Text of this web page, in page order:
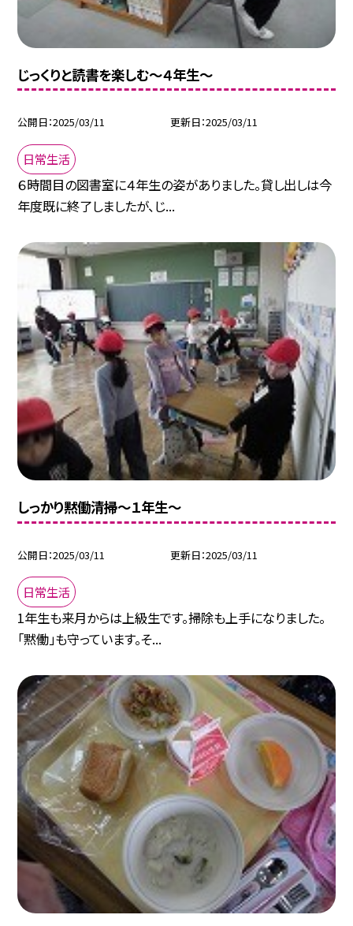
じっくりと読書を楽しむ～４年生～
公開日 2025/03/11 更新日 2025/03/11
日常生活
６時間目の図書室に４年生の姿がありました。貸し出しは今
年度既に終了しましたが、じ...
しっかり黙働清掃～１年生～
公開日 2025/03/11 更新日 2025/03/11
日常生活
1年生も来月からは上級生です。掃除も上手になりました。
「黙働」も守っています。そ...